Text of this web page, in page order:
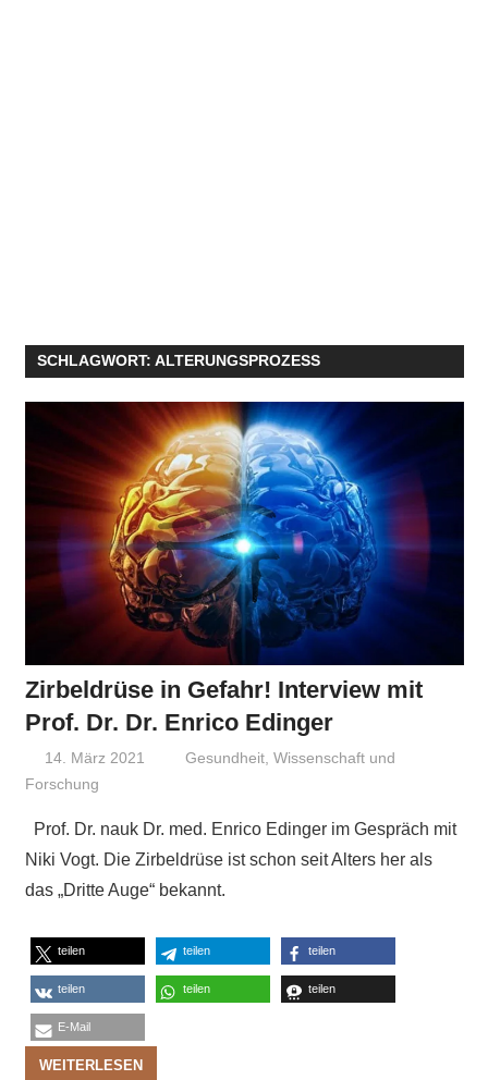
SCHLAGWORT: ALTERUNGSPROZESS
Zirbeldrüse in Gefahr! Interview mit
Prof. Dr. Dr. Enrico Edinger
14. März 2021 Niki Vogt
Gesundheit,Wissenschaft und
Forschung
Prof. Dr. nauk Dr. med. Enrico Edinger im Gespräch mit
Niki Vogt. Die Zirbeldrüse ist schon seit Alters her als
das „Dritte Auge“ bekannt.
teilen teilen teilen
teilen teilen teilen
E-Mail
WEITERLESEN